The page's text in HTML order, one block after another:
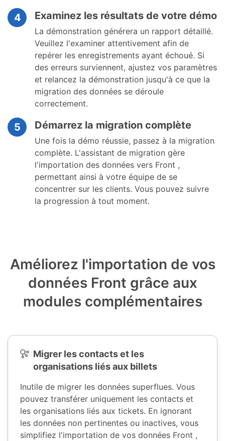
4 Examinez les résultats de votre démo
La démonstration générera un rapport détaillé.
Veuillez l'examiner attentivement afin de
repérer les enregistrements ayant échoué. Si
des erreurs surviennent, ajustez vos paramètres
et relancez la démonstration jusqu'à ce que la
migration des données se déroule
correctement.
5 Démarrez la migration complète
Une fois la démo réussie, passez à la migration
complète. L'assistant de migration gère
l'importation des données vers Front ,
permettant ainsi à votre équipe de se
concentrer sur les clients. Vous pouvez suivre
la progression à tout moment.
Améliorez l'importation de vos
données Front grâce aux
modules complémentaires
Migrer les contacts et les
organisations liés aux billets
Inutile de migrer les données superflues. Vous
pouvez transférer uniquement les contacts et
les organisations liés aux tickets. En ignorant
les données non pertinentes ou inactives, vous
simplifiez l'importation de vos données Front ,